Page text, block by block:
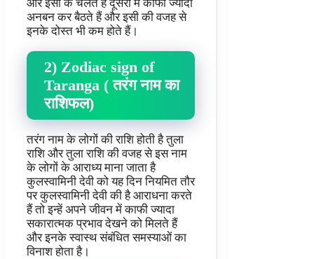
और इसी के चलते हैं दूसरों में काफी ज्यादा
अनबन कर बैठते हैं और इसी की वजह से
इनके दोस्त भी कम होते हैं।
2) Zodiac sign of
Taranga ( तरंग नाम का
राशिफल)
तरंग नाम के लोगों की राशि होती है तुला
राशि और तुला राशि की वजह से इस नाम
के लोगों के आराध्य माना जाता है
कुलस्वामिनी देवी को यह दिन नियमित तौर
पर कुलस्वामिनी देवी की है आराधना करते
हैं तो इन्हें अपने जीवन में काफी ज्यादा
सकारात्मक प्रभाव देखने को मिलते हैं
और इनके स्वास्थ संबंधित समस्याओं का
विनाश होता है।